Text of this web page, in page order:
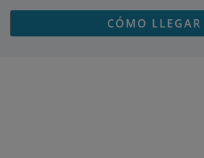
CÓMO LLEGAR